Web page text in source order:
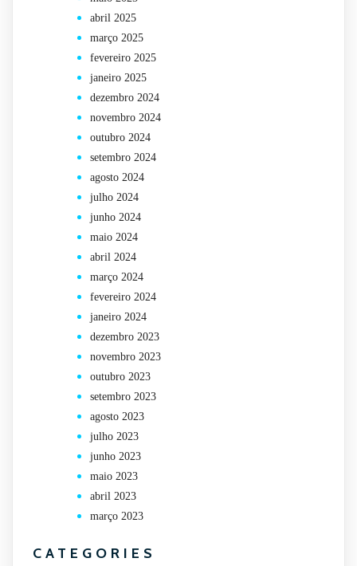
abril 2025
março 2025
fevereiro 2025
janeiro 2025
dezembro 2024
novembro 2024
outubro 2024
setembro 2024
agosto 2024
julho 2024
junho 2024
maio 2024
abril 2024
março 2024
fevereiro 2024
janeiro 2024
dezembro 2023
novembro 2023
outubro 2023
setembro 2023
agosto 2023
julho 2023
junho 2023
maio 2023
abril 2023
março 2023
CATEGORIES